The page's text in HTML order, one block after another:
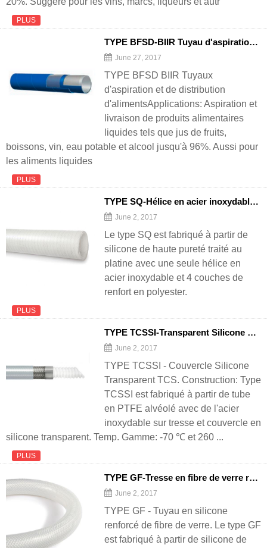
PLUS
TYPE BFSD-BIIR Tuyau d'aspiration et de distribution alimentaire
June 27, 2017
TYPE BFSD BIIR Tuyaux
d'aspiration et de distribution
d'alimentsApplications: Aspiration et
livraison de produits alimentaires
liquides tels que jus de fruits,
boissons, vin, eau potable et alcool jusqu'à 96%. Aussi pour
les aliments liquides
PLUS
TYPE SQ-Hélice en acier inoxydable et tuyau en silicone renforcé de polyester
June 2, 2017
Le type SQ est fabriqué à partir de
silicone de haute pureté traité au
platine avec une seule hélice en
acier inoxydable et 4 couches de
renfort en polyester.
PLUS
TYPE TCSSI-Transparent Silicone Cover TCS
June 2, 2017
TYPE TCSSI - Couvercle Silicone
Transparent TCS. Construction: Type
TCSSI est fabriqué à partir de tube
en PTFE alvéolé avec de l'acier
inoxydable sur tresse et couvercle en
silicone transparent. Temp. Gamme: -70 ℃ et 260 ...
PLUS
TYPE GF-Tresse en fibre de verre renforcée en silicone
June 2, 2017
TYPE GF - Tuyau en silicone
renforcé de fibre de verre. Le type GF
est fabriqué à partir de silicone de